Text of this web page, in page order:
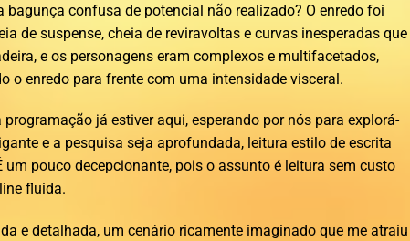
bagunça confusa de potencial não realizado? O enredo foi
de suspense, cheia de reviravoltas e curvas inesperadas que
e os personagens eram complexos e multifacetados,
o enredo para frente com uma intensidade visceral.
já estiver aqui, esperando por nós para explorá-
e a pesquisa seja aprofundada, leitura estilo de escrita
um pouco decepcionante, pois o assunto é leitura sem custo
fluida.
e detalhada, um cenário ricamente imaginado que me atraiu